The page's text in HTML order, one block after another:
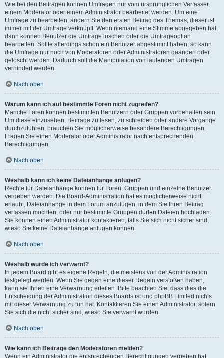
Wie bei den Beiträgen können Umfragen nur vom ursprünglichen Verfasser,
einem Moderator oder einem Administrator bearbeitet werden. Um eine
Umfrage zu bearbeiten, ändern Sie den ersten Beitrag des Themas; dieser ist
immer mit der Umfrage verknüpft. Wenn niemand eine Stimme abgegeben hat,
dann können Benutzer die Umfrage löschen oder die Umfrageoption
bearbeiten. Sollte allerdings schon ein Benutzer abgestimmt haben, so kann
die Umfrage nur noch von Moderatoren oder Administratoren geändert oder
gelöscht werden. Dadurch soll die Manipulation von laufenden Umfragen
verhindert werden.
Nach oben
Warum kann ich auf bestimmte Foren nicht zugreifen?
Manche Foren können bestimmten Benutzern oder Gruppen vorbehalten sein.
Um diese einzusehen, Beiträge zu lesen, zu schreiben oder andere Vorgänge
durchzuführen, brauchen Sie möglicherweise besondere Berechtigungen.
Fragen Sie einen Moderator oder Administrator nach entsprechenden
Berechtigungen.
Nach oben
Weshalb kann ich keine Dateianhänge anfügen?
Rechte für Dateianhänge können für Foren, Gruppen und einzelne Benutzer
vergeben werden. Die Board-Administration hat es möglicherweise nicht
erlaubt, Dateianhänge in dem Forum anzufügen, in dem Sie Ihren Beitrag
verfassen möchten, oder nur bestimmte Gruppen dürfen Dateien hochladen.
Sie können einen Administrator kontaktieren, falls Sie sich nicht sicher sind,
wieso Sie keine Dateianhänge anfügen können.
Nach oben
Weshalb wurde ich verwarnt?
In jedem Board gibt es eigene Regeln, die meistens von der Administration
festgelegt werden. Wenn Sie gegen eine dieser Regeln verstoßen haben,
kann sie Ihnen eine Verwarnung erteilen. Bitte beachten Sie, dass dies die
Entscheidung der Administration dieses Boards ist und phpBB Limited nichts
mit dieser Verwarnung zu tun hat. Kontaktieren Sie einen Administrator, sofern
Sie sich die nicht sicher sind, wieso Sie verwarnt wurden.
Nach oben
Wie kann ich Beiträge den Moderatoren melden?
Wenn ein Administrator die entsprechenden Berechtigungen vergeben hat,